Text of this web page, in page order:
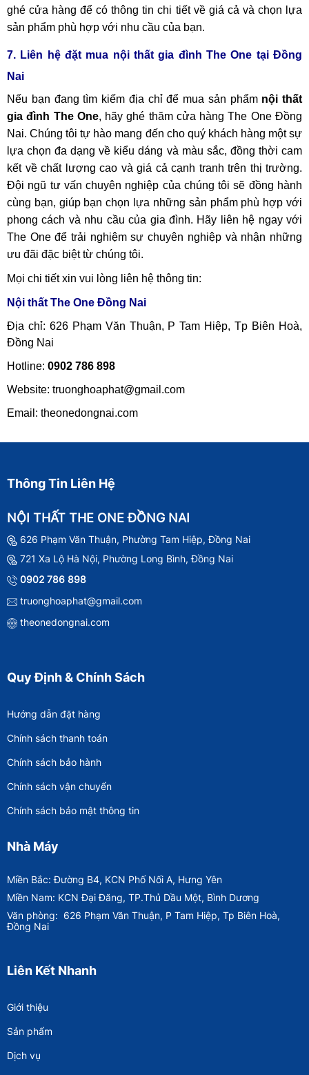
ghé cửa hàng để có thông tin chi tiết về giá cả và chọn lựa
sản phẩm phù hợp với nhu cầu của bạn.
7. Liên hệ đặt mua nội thất gia đình The One tại Đồng
Nai
Nếu bạn đang tìm kiếm địa chỉ để mua sản phẩm nội thất
gia đình The One, hãy ghé thăm cửa hàng The One Đồng
Nai. Chúng tôi tự hào mang đến cho quý khách hàng một sự
lựa chọn đa dạng về kiểu dáng và màu sắc, đồng thời cam
kết về chất lượng cao và giá cả cạnh tranh trên thị trường.
Đội ngũ tư vấn chuyên nghiệp của chúng tôi sẽ đồng hành
cùng bạn, giúp bạn chọn lựa những sản phẩm phù hợp với
phong cách và nhu cầu của gia đình. Hãy liên hệ ngay với
The One để trải nghiệm sự chuyên nghiệp và nhận những
ưu đãi đặc biệt từ chúng tôi.
Mọi chi tiết xin vui lòng liên hệ thông tin:
Nội thất The One Đồng Nai
Địa chỉ: 626 Phạm Văn Thuận, P Tam Hiệp, Tp Biên Hoà,
Đồng Nai
Hotline: 0902 786 898
Website: truonghoaphat@gmail.com
Email: theonedongnai.com
Thông Tin Liên Hệ
NỘI THẤT THE ONE ĐỒNG NAI
626 Phạm Văn Thuận, Phường Tam Hiệp, Đồng Nai
721 Xa Lộ Hà Nội, Phường Long Bình, Đồng Nai
0902 786 898
truonghoaphat@gmail.com
theonedongnai.com
Quy Định & Chính Sách
Hướng dẫn đặt hàng
Chính sách thanh toán
Chính sách bảo hành
Chính sách vận chuyển
Chính sách bảo mật thông tin
Nhà Máy
Miền Bắc: Đường B4, KCN Phố Nối A, Hưng Yên
Miền Nam: KCN Đại Đăng, TP.Thủ Dầu Một, Bình Dương
Văn phòng: 626 Phạm Văn Thuận, P Tam Hiệp, Tp Biên Hoà,
Đồng Nai
Liên Kết Nhanh
Giới thiệu
Sản phẩm
Dịch vụ